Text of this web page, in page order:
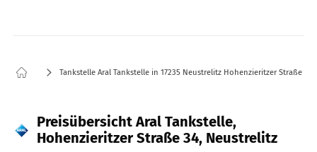
Tankstelle Aral Tankstelle in 17235 Neustrelitz Hohenzieritzer Straße 34
Preisübersicht Aral Tankstelle,
Hohenzieritzer Straße 34, Neustrelitz